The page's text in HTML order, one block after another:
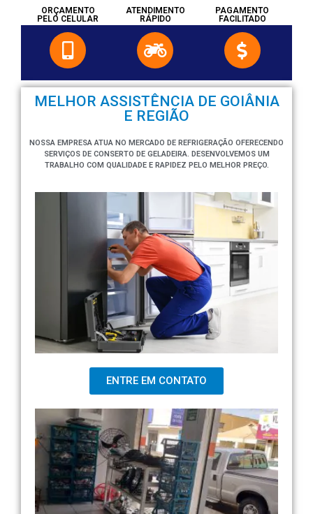
ORÇAMENTO
PELO CELULAR
ATENDIMENTO
RÁPIDO
PAGAMENTO
FACILITADO
MELHOR ASSISTÊNCIA DE GOIÂNIA
E REGIÃO
NOSSA EMPRESA ATUA NO MERCADO DE REFRIGERAÇÃO OFERECENDO
SERVIÇOS DE CONSERTO DE GELADEIRA. DESENVOLVEMOS UM
TRABALHO COM QUALIDADE E RAPIDEZ PELO MELHOR PREÇO.
ENTRE EM CONTATO